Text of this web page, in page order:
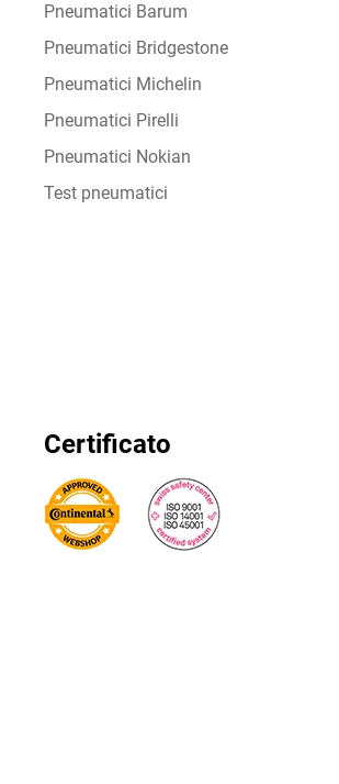
Pneumatici Barum
Pneumatici Bridgestone
Pneumatici Michelin
Pneumatici Pirelli
Pneumatici Nokian
Test pneumatici
Certificato